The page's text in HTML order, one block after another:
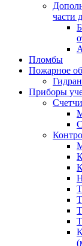
части
Пломбы
Пожарное
Приборы